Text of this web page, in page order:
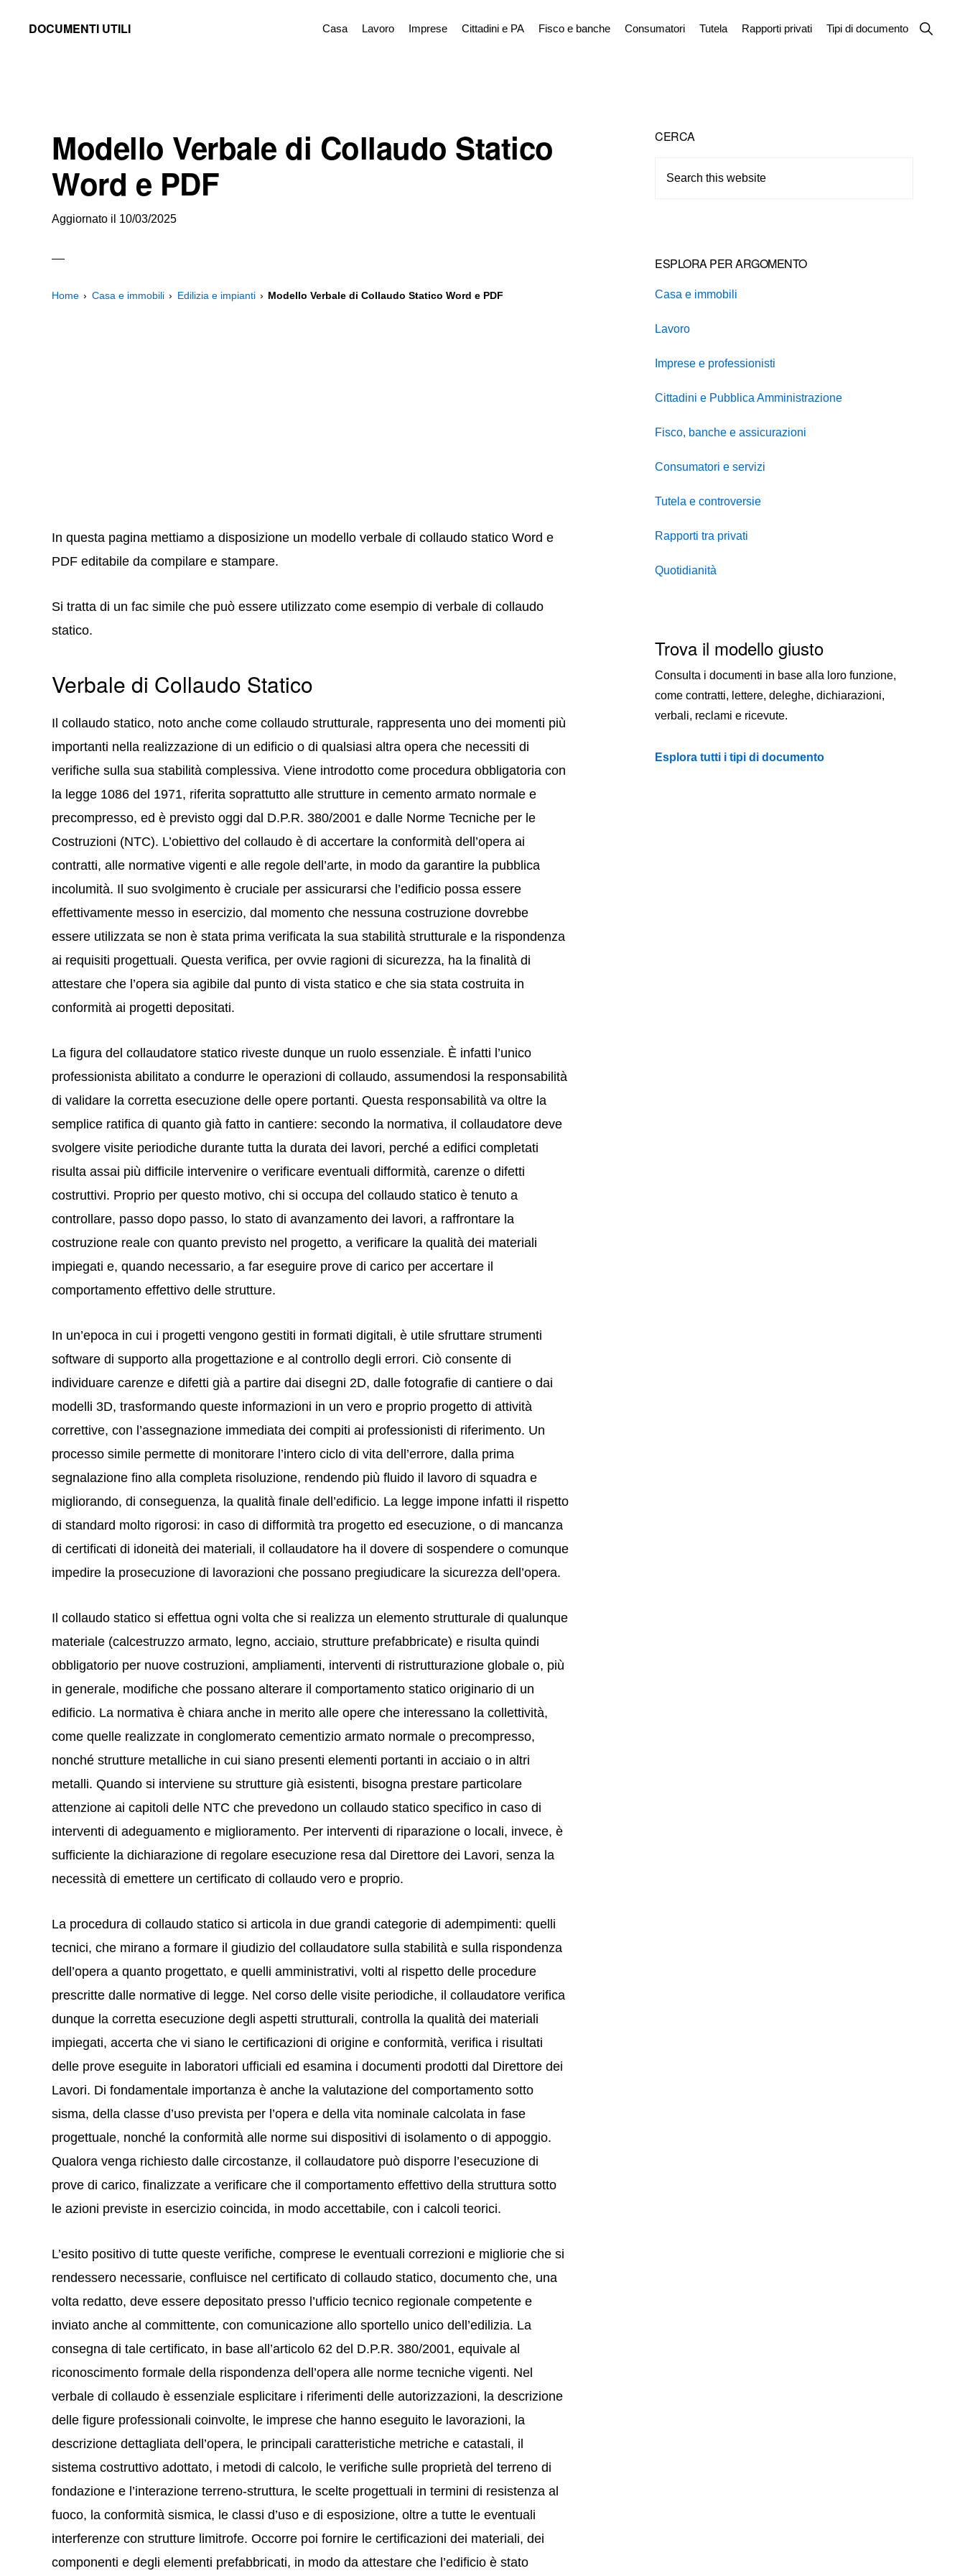
DOCUMENTI UTILI
Stampare
Casa Lavoro Imprese Cittadini e PA Fisco e banche Consumatori Tutela Rapporti privati Tipi di documento
Show
Search
Modello Verbale di Collaudo Statico
Word e PDF
Aggiornato il 10/03/2025
Home Casa e immobili Edilizia e impianti Modello Verbale di Collaudo Statico Word e PDF
In questa pagina mettiamo a disposizione un modello verbale di collaudo statico Word e
PDF editabile da compilare e stampare.
Si tratta di un fac simile che può essere utilizzato come esempio di verbale di collaudo
statico.
Verbale di Collaudo Statico
Il collaudo statico, noto anche come collaudo strutturale, rappresenta uno dei momenti più
importanti nella realizzazione di un edificio o di qualsiasi altra opera che necessiti di
verifiche sulla sua stabilità complessiva. Viene introdotto come procedura obbligatoria con
la legge 1086 del 1971, riferita soprattutto alle strutture in cemento armato normale e
precompresso, ed è previsto oggi dal D.P.R. 380/2001 e dalle Norme Tecniche per le
Costruzioni (NTC). L’obiettivo del collaudo è di accertare la conformità dell’opera ai
contratti, alle normative vigenti e alle regole dell’arte, in modo da garantire la pubblica
incolumità. Il suo svolgimento è cruciale per assicurarsi che l’edificio possa essere
effettivamente messo in esercizio, dal momento che nessuna costruzione dovrebbe
essere utilizzata se non è stata prima verificata la sua stabilità strutturale e la rispondenza
ai requisiti progettuali. Questa verifica, per ovvie ragioni di sicurezza, ha la finalità di
attestare che l’opera sia agibile dal punto di vista statico e che sia stata costruita in
conformità ai progetti depositati.
La figura del collaudatore statico riveste dunque un ruolo essenziale. È infatti l’unico
professionista abilitato a condurre le operazioni di collaudo, assumendosi la responsabilità
di validare la corretta esecuzione delle opere portanti. Questa responsabilità va oltre la
semplice ratifica di quanto già fatto in cantiere: secondo la normativa, il collaudatore deve
svolgere visite periodiche durante tutta la durata dei lavori, perché a edifici completati
risulta assai più difficile intervenire o verificare eventuali difformità, carenze o difetti
costruttivi. Proprio per questo motivo, chi si occupa del collaudo statico è tenuto a
controllare, passo dopo passo, lo stato di avanzamento dei lavori, a raffrontare la
costruzione reale con quanto previsto nel progetto, a verificare la qualità dei materiali
impiegati e, quando necessario, a far eseguire prove di carico per accertare il
comportamento effettivo delle strutture.
In un’epoca in cui i progetti vengono gestiti in formati digitali, è utile sfruttare strumenti
software di supporto alla progettazione e al controllo degli errori. Ciò consente di
individuare carenze e difetti già a partire dai disegni 2D, dalle fotografie di cantiere o dai
modelli 3D, trasformando queste informazioni in un vero e proprio progetto di attività
correttive, con l’assegnazione immediata dei compiti ai professionisti di riferimento. Un
processo simile permette di monitorare l’intero ciclo di vita dell’errore, dalla prima
segnalazione fino alla completa risoluzione, rendendo più fluido il lavoro di squadra e
migliorando, di conseguenza, la qualità finale dell’edificio. La legge impone infatti il rispetto
di standard molto rigorosi: in caso di difformità tra progetto ed esecuzione, o di mancanza
di certificati di idoneità dei materiali, il collaudatore ha il dovere di sospendere o comunque
impedire la prosecuzione di lavorazioni che possano pregiudicare la sicurezza dell’opera.
Il collaudo statico si effettua ogni volta che si realizza un elemento strutturale di qualunque
materiale (calcestruzzo armato, legno, acciaio, strutture prefabbricate) e risulta quindi
obbligatorio per nuove costruzioni, ampliamenti, interventi di ristrutturazione globale o, più
in generale, modifiche che possano alterare il comportamento statico originario di un
edificio. La normativa è chiara anche in merito alle opere che interessano la collettività,
come quelle realizzate in conglomerato cementizio armato normale o precompresso,
nonché strutture metalliche in cui siano presenti elementi portanti in acciaio o in altri
metalli. Quando si interviene su strutture già esistenti, bisogna prestare particolare
attenzione ai capitoli delle NTC che prevedono un collaudo statico specifico in caso di
interventi di adeguamento e miglioramento. Per interventi di riparazione o locali, invece, è
sufficiente la dichiarazione di regolare esecuzione resa dal Direttore dei Lavori, senza la
necessità di emettere un certificato di collaudo vero e proprio.
La procedura di collaudo statico si articola in due grandi categorie di adempimenti: quelli
tecnici, che mirano a formare il giudizio del collaudatore sulla stabilità e sulla rispondenza
dell’opera a quanto progettato, e quelli amministrativi, volti al rispetto delle procedure
prescritte dalle normative di legge. Nel corso delle visite periodiche, il collaudatore verifica
dunque la corretta esecuzione degli aspetti strutturali, controlla la qualità dei materiali
impiegati, accerta che vi siano le certificazioni di origine e conformità, verifica i risultati
delle prove eseguite in laboratori ufficiali ed esamina i documenti prodotti dal Direttore dei
Lavori. Di fondamentale importanza è anche la valutazione del comportamento sotto
sisma, della classe d’uso prevista per l’opera e della vita nominale calcolata in fase
progettuale, nonché la conformità alle norme sui dispositivi di isolamento o di appoggio.
Qualora venga richiesto dalle circostanze, il collaudatore può disporre l’esecuzione di
prove di carico, finalizzate a verificare che il comportamento effettivo della struttura sotto
le azioni previste in esercizio coincida, in modo accettabile, con i calcoli teorici.
L’esito positivo di tutte queste verifiche, comprese le eventuali correzioni e migliorie che si
rendessero necessarie, confluisce nel certificato di collaudo statico, documento che, una
volta redatto, deve essere depositato presso l’ufficio tecnico regionale competente e
inviato anche al committente, con comunicazione allo sportello unico dell’edilizia. La
consegna di tale certificato, in base all’articolo 62 del D.P.R. 380/2001, equivale al
riconoscimento formale della rispondenza dell’opera alle norme tecniche vigenti. Nel
verbale di collaudo è essenziale esplicitare i riferimenti delle autorizzazioni, la descrizione
delle figure professionali coinvolte, le imprese che hanno eseguito le lavorazioni, la
descrizione dettagliata dell’opera, le principali caratteristiche metriche e catastali, il
sistema costruttivo adottato, i metodi di calcolo, le verifiche sulle proprietà del terreno di
fondazione e l’interazione terreno-struttura, le scelte progettuali in termini di resistenza al
fuoco, la conformità sismica, le classi d’uso e di esposizione, oltre a tutte le eventuali
interferenze con strutture limitrofe. Occorre poi fornire le certificazioni dei materiali, dei
componenti e degli elementi prefabbricati, in modo da attestare che l’edificio è stato
Primary
Sidebar
CERCA
ESPLORA PER ARGOMENTO
Casa e immobili
Lavoro
Imprese e professionisti
Cittadini e Pubblica Amministrazione
Fisco, banche e assicurazioni
Consumatori e servizi
Tutela e controversie
Rapporti tra privati
Quotidianità
Trova il modello giusto
Consulta i documenti in base alla loro funzione,
come contratti, lettere, deleghe, dichiarazioni,
verbali, reclami e ricevute.
Esplora tutti i tipi di documento